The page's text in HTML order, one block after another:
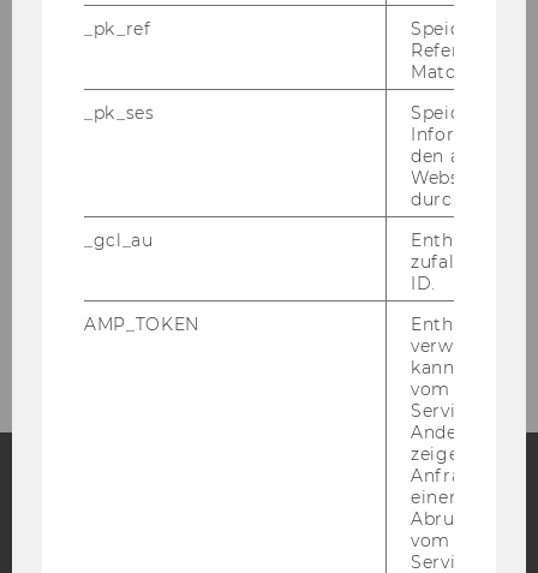
Login
Login
Benutzerdaten vergessen
Blog
_pk_ref
Speicherung
Referrers
Matomo.
_pk_ses
Speicherung
den aktuellen
durch
_gcl_au
Enthält eine
ID.
AMP_TOKEN
Enthält ein
verwendet
kann, um
vom AMP-
Service
Andere
zeigen Opt-
Anfrage im
einen Fehler
Abrufen
vom AMP
Service an.